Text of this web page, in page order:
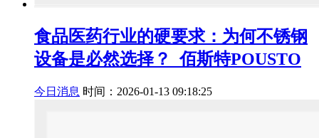
食品医药行业的硬要求：为何不锈钢
设备是必然选择？_佰斯特POUSTO
今日消息 时间：2026-01-13 09:18:25